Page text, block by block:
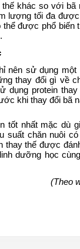
khác so với bã
lượng tối đa
thể được phổ biến
nên sử dụng
thay đổi gì về
dụng protein thay
khi thay đổi bã
tốt nhất mặc dù
suất chăn nuôi
thay thế được
dưỡng học
(Theo